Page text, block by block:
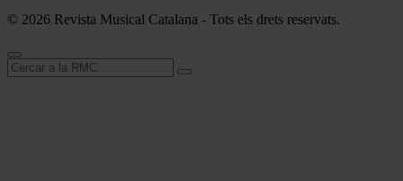
© 2026 Revista Musical Catalana - Tots els drets reservats.
Cerca